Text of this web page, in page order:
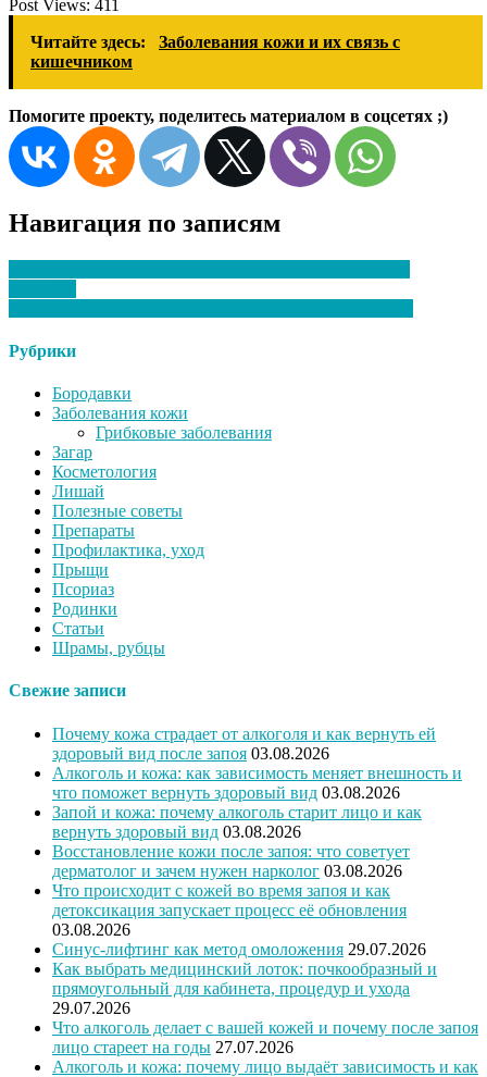
Post Views: 411
Читайте здесь:
Заболевания кожи и их связь с
кишечником
Помогите проекту, поделитесь материалом в соцсетях ;)
Навигация по записям
Рубрики
Бородавки
Заболевания кожи
Грибковые заболевания
Загар
Косметология
Лишай
Полезные советы
Препараты
Профилактика, уход
Прыщи
Псориаз
Родинки
Статьи
Шрамы, рубцы
Свежие записи
Почему кожа страдает от алкоголя и как вернуть ей
здоровый вид после запоя 03.08.2026
Алкоголь и кожа: как зависимость меняет внешность и
что поможет вернуть здоровый вид 03.08.2026
Запой и кожа: почему алкоголь старит лицо и как
вернуть здоровый вид 03.08.2026
Восстановление кожи после запоя: что советует
дерматолог и зачем нужен нарколог 03.08.2026
Что происходит с кожей во время запоя и как
детоксикация запускает процесс её обновления
03.08.2026
Синус-лифтинг как метод омоложения 29.07.2026
Как выбрать медицинский лоток: почкообразный и
прямоугольный для кабинета, процедур и ухода
29.07.2026
Что алкоголь делает с вашей кожей и почему после запоя
лицо стареет на годы 27.07.2026
Алкоголь и кожа: почему лицо выдаёт зависимость и как